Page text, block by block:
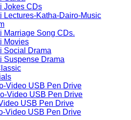
Jokes CDs
Lectures-Katha-Dairo-Music
Marriage Song CDs.
Movies
Social Drama
Suspense Drama
Video USB Pen Drive
Video USB Pen Drive
USB Pen Drive
Video USB Pen Drive